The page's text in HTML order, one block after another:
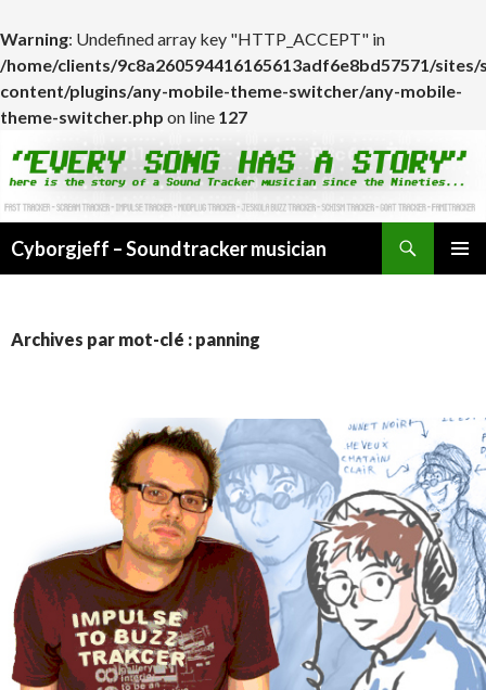
Warning: Undefined array key "HTTP_ACCEPT" in
/home/clients/9c8a260594416165613adf6e8bd57571/
content/plugins/any-mobile-theme-switcher/any-mobile-
theme-switcher.php on line 127
Cyborgjeff – Soundtracker musician
Archives par mot-clé : panning